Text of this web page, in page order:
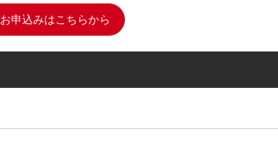
お申込みはこちらから